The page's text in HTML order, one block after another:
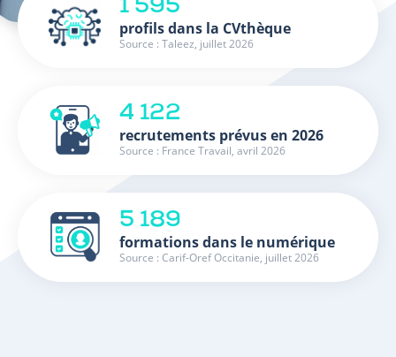
1 595
profils dans la CVthèque
Source : Taleez, juillet 2026
4 122
recrutements prévus en 2026
Source : France Travail, avril 2026
5 189
formations dans le numérique
Source : Carif-Oref Occitanie, juillet 2026